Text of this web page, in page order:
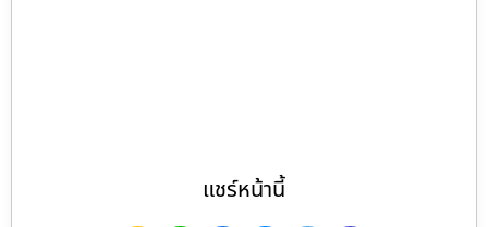
แชร์หน้านี้